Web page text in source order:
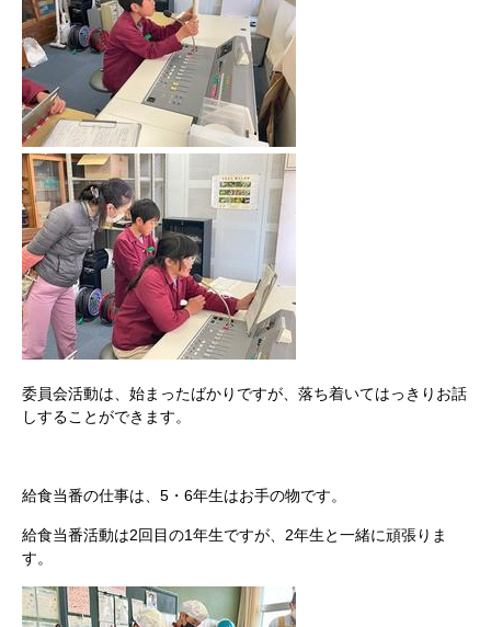
委員会活動は、始まったばかりですが、落ち着いてはっきりお話
しすることができます。
給食当番の仕事は、5・6年生はお手の物です。
給食当番活動は2回目の1年生ですが、2年生と一緒に頑張りま
す。